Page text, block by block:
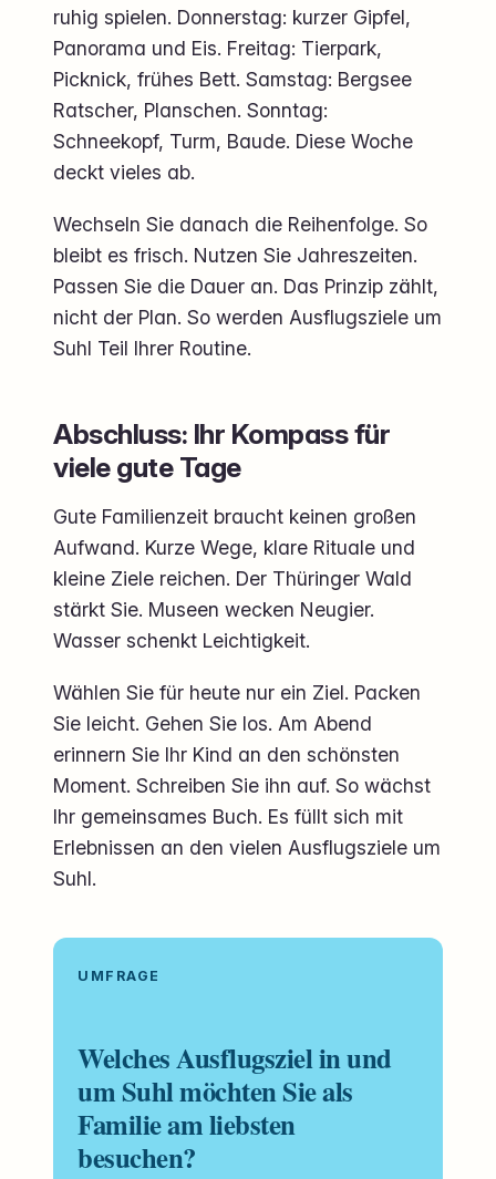
ruhig spielen. Donnerstag: kurzer Gipfel,
Panorama und Eis. Freitag: Tierpark,
Picknick, frühes Bett. Samstag: Bergsee
Ratscher, Planschen. Sonntag:
Schneekopf, Turm, Baude. Diese Woche
deckt vieles ab.
Wechseln Sie danach die Reihenfolge. So
bleibt es frisch. Nutzen Sie Jahreszeiten.
Passen Sie die Dauer an. Das Prinzip zählt,
nicht der Plan. So werden Ausflugsziele um
Suhl Teil Ihrer Routine.
Abschluss: Ihr Kompass für
viele gute Tage
Gute Familienzeit braucht keinen großen
Aufwand. Kurze Wege, klare Rituale und
kleine Ziele reichen. Der Thüringer Wald
stärkt Sie. Museen wecken Neugier.
Wasser schenkt Leichtigkeit.
Wählen Sie für heute nur ein Ziel. Packen
Sie leicht. Gehen Sie los. Am Abend
erinnern Sie Ihr Kind an den schönsten
Moment. Schreiben Sie ihn auf. So wächst
Ihr gemeinsames Buch. Es füllt sich mit
Erlebnissen an den vielen Ausflugsziele um
Suhl.
UMFRAGE
Welches Ausflugsziel in und
um Suhl möchten Sie als
Familie am liebsten
besuchen?